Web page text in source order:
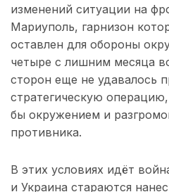
изменений ситуации на
Мариуполь, гарнизон
оставлен для обороны
четыре с лишним месяца
сторон еще не удавалось
стратегическую
бы окружением и
противника.
В этих условиях идёт
и Украина стараются